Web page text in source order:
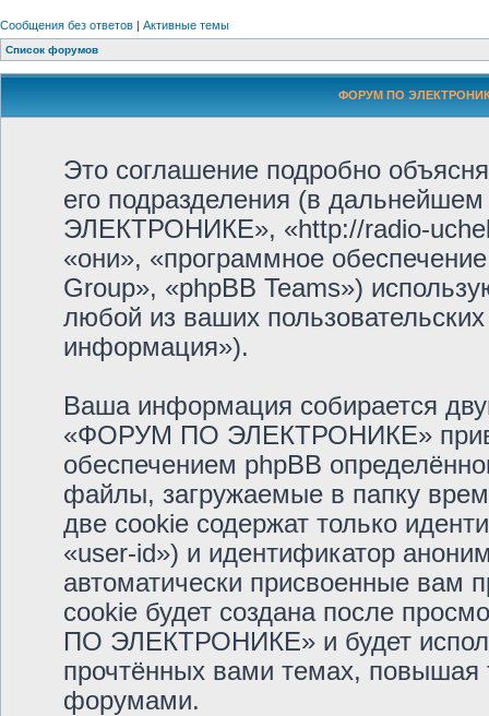
Сообщения без ответов | Активные темы
Список форумов
ФОРУМ ПО
Это соглашение подробно
его подразделения (в
ЭЛЕКТРОНИКЕ», «http://radio-
«они», «программное
Group», «phpBB Teams»)
любой из ваших
информация»).
Ваша информация собирается
«ФОРУМ ПО ЭЛЕКТРОНИКЕ»
обеспечением phpBB
файлы, загружаемые в папку
две cookie содержат только
«user-id») и идентификатор
автоматически присвоенные вам
cookie будет создана после
ПО ЭЛЕКТРОНИКЕ» и будет
прочтённых вами темах, повышая
форумами.